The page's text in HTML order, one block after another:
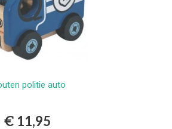
Bestellen
politie auto
€ 11,95